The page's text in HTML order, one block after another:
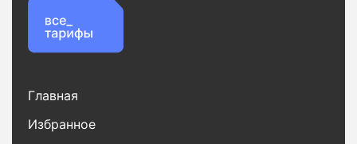
Главная
Избранное